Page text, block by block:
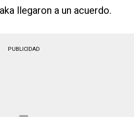
llegaron a un acuerdo.
PUBLICIDAD